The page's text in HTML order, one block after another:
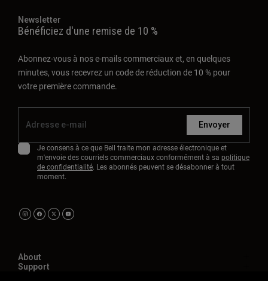
Newsletter
Bénéficiez d'une remise de 10 %
Abonnez-vous à nos e-mails commerciaux et, en quelques
minutes, vous recevrez un code de réduction de 10 % pour
votre première commande.
Envoyer
Je consens à ce que Bell traite mon adresse électronique et
m'envoie des courriels commerciaux conformément à sa politique
de confidentialité. Les abonnés peuvent se désabonner à tout
moment.
About
Support